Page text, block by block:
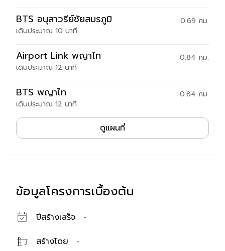
BTS อนุสาวรีย์ชัยสมรภูมิ 0.69 กม.
เดินประมาณ 10 นาที
Airport Link พญาไท 0.84 กม.
เดินประมาณ 12 นาที
BTS พญาไท 0.84 กม.
เดินประมาณ 12 นาที
ที่ตั้ง ดูแผนที่
ข้อมูลโครงการเบื้องต้น
ปีสร้างเสร็จ
-
สร้างโดย
-